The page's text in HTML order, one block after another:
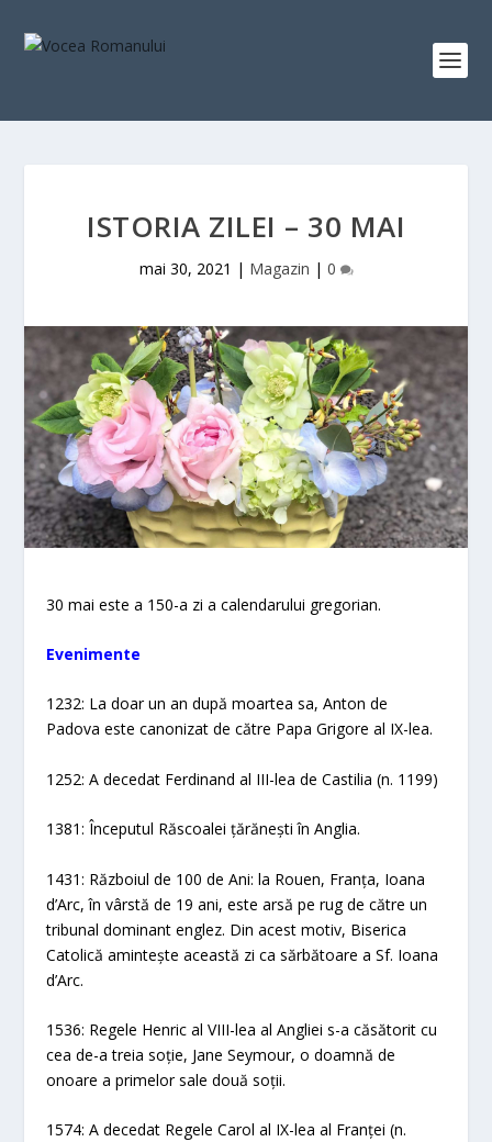
ISTORIA ZILEI – 30 MAI
mai 30, 2021 | Magazin | 0
30 mai este a 150-a zi a calendarului gregorian.
Evenimente
1232: La doar un an după moartea sa, Anton de
Padova este canonizat de către Papa Grigore al IX-lea.
1252: A decedat Ferdinand al III-lea de Castilia (n. 1199)
1381: Începutul Răscoalei țărănești în Anglia.
1431: Războiul de 100 de Ani: la Rouen, Franța, Ioana
d’Arc, în vârstă de 19 ani, este arsă pe rug de către un
tribunal dominant englez. Din acest motiv, Biserica
Catolică amintește această zi ca sărbătoare a Sf. Ioana
d’Arc.
1536: Regele Henric al VIII-lea al Angliei s-a căsătorit cu
cea de-a treia soție, Jane Seymour, o doamnă de
onoare a primelor sale două soții.
1574: A decedat Regele Carol al IX-lea al Franței (n.